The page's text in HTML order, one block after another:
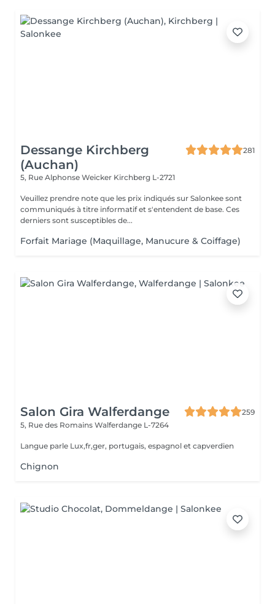
Dessange Kirchberg
(Auchan)
281
5, Rue Alphonse Weicker Kirchberg L-2721
Veuillez prendre note que les prix indiqués sur Salonkee sont
communiqués à titre informatif et s'entendent de base. Ces
derniers sont susceptibles de...
Forfait Mariage (Maquillage, Manucure & Coiffage)
Salon Gira Walferdange
259
5, Rue des Romains Walferdange L-7264
Langue parle Lux,fr,ger, portugais, espagnol et capverdien
Chignon